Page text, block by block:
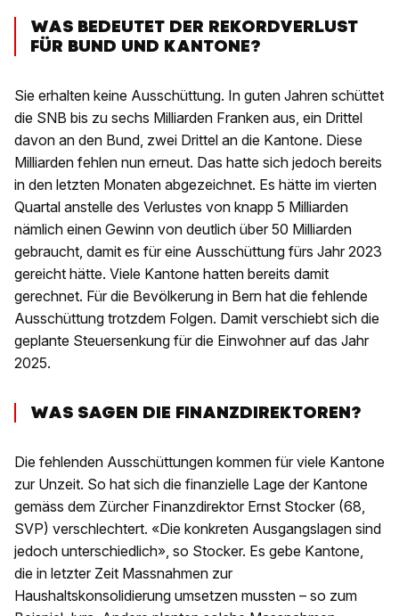
WAS BEDEUTET DER REKORDVERLUST
FÜR BUND UND KANTONE?
Sie erhalten keine Ausschüttung. In guten Jahren schüttet
die SNB bis zu sechs Milliarden Franken aus, ein Drittel
davon an den Bund, zwei Drittel an die Kantone. Diese
Milliarden fehlen nun erneut. Das hatte sich jedoch bereits
in den letzten Monaten abgezeichnet. Es hätte im vierten
Quartal anstelle des Verlustes von knapp 5 Milliarden
nämlich einen Gewinn von deutlich über 50 Milliarden
gebraucht, damit es für eine Ausschüttung fürs Jahr 2023
gereicht hätte. Viele Kantone hatten bereits damit
gerechnet. Für die Bevölkerung in Bern hat die fehlende
Ausschüttung trotzdem Folgen. Damit verschiebt sich die
geplante Steuersenkung für die Einwohner auf das Jahr
2025.
WAS SAGEN DIE FINANZDIREKTOREN?
Die fehlenden Ausschüttungen kommen für viele Kantone
zur Unzeit. So hat sich die finanzielle Lage der Kantone
gemäss dem Zürcher Finanzdirektor Ernst Stocker (68,
SVP) verschlechtert. «Die konkreten Ausgangslagen sind
jedoch unterschiedlich», so Stocker. Es gebe Kantone,
die in letzter Zeit Massnahmen zur
Haushaltskonsolidierung umsetzen mussten – so zum